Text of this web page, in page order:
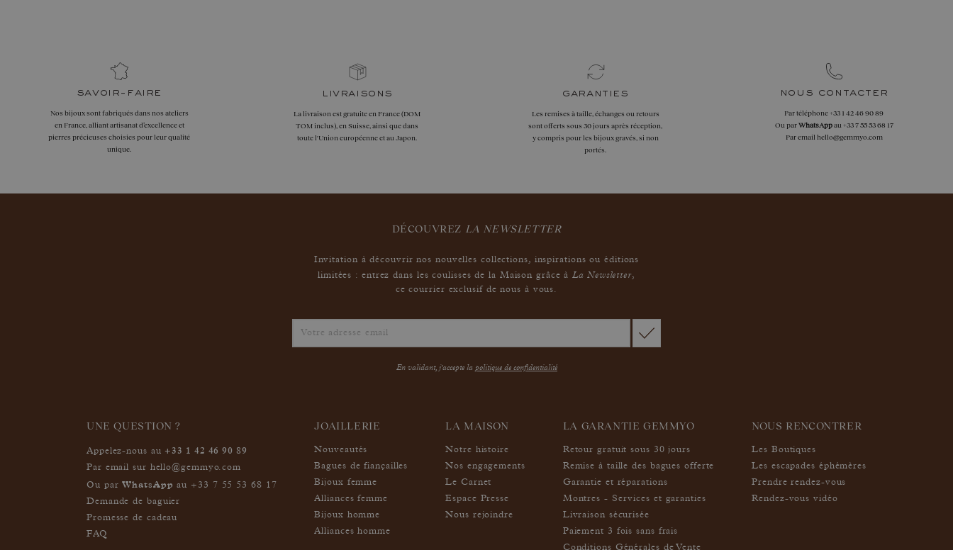
savoir-faire
Nos bijoux sont fabriqués dans nos ateliers
en France, alliant artisanat d’excellence et
pierres précieuses choisies pour leur qualité
unique.
livraisons
La livraison est gratuite en France (DOM
TOM inclus), en Suisse, ainsi que dans
toute l'Union européenne et au Japon.
garanties
Les remises à taille, échanges ou retours
sont offerts sous 30 jours après réception,
y compris pour les bijoux gravés, si non
portés.
nous contacter
Par téléphone+33 1 42 46 90 89
Ou parWhatsAppau+33 7 55 53 68 17
Par email hello@gemmyo.com
DÉCOUVREZ LA NEWSLETTER
Invitation à découvrir nos nouvelles collections, inspirations ou éditions
limitées : entrez dans les coulisses de la Maison grâce àLa Newsletter,
ce courrier exclusif de nous à vous.
En validant, j'accepte la politique de confidentialité
UNE QUESTION ?
Appelez-nous au +33 1 42 46 90 89
Par email sur hello@gemmyo.com
Ou par WhatsApp au +33 7 55 53 68 17
Demande de baguier
Promesse de cadeau
FAQ
JOAILLERIE
Nouveautés
Bagues de fiançailles
Bijoux femme
Alliances femme
Bijoux homme
Alliances homme
LA MAISON
Notre histoire
Nos engagements
Le Carnet
Espace Presse
Nous rejoindre
LA GARANTIE GEMMYO
Retour gratuit sous 30 jours
Remise à taille des bagues offerte
Garantie et réparations
Montres - Services et garanties
Livraison sécurisée
Paiement 3 fois sans frais
NOUS RENCONTRER
Les Boutiques
Les escapades éphémères
Prendre rendez-vous
Rendez-vous vidéo